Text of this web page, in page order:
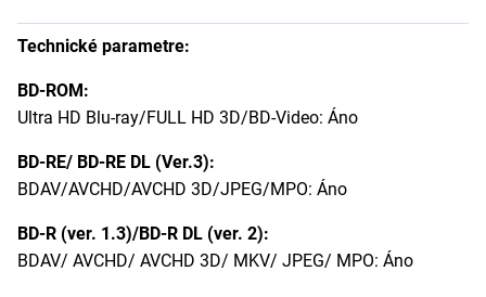
Technické parametre:
BD-ROM:
Ultra HD Blu-ray/FULL HD 3D/BD-Video: Áno
BD-RE/ BD-RE DL (Ver.3):
BDAV/AVCHD/AVCHD 3D/JPEG/MPO: Áno
BD-R (ver. 1.3)/BD-R DL (ver. 2):
BDAV/ AVCHD/ AVCHD 3D/ MKV/ JPEG/ MPO: Áno